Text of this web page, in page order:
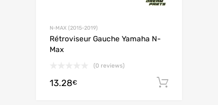
N-MAX (2015-2019)
Rétroviseur Gauche Yamaha N-
Max
(0 reviews)
13.28€